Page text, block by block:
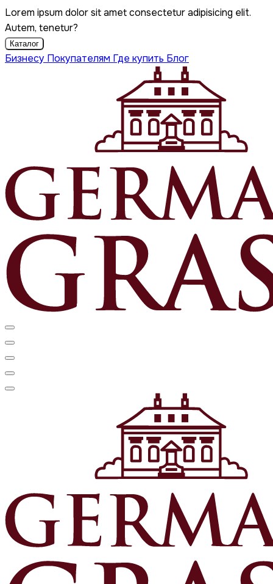
Lorem ipsum dolor sit amet consectetur adipisicing elit.
Autem, tenetur?
Каталог
Бизнесу Покупателям Где купить Блог